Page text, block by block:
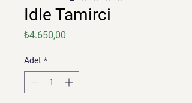
Idle Tamirci
₺4.650,00
Adet *